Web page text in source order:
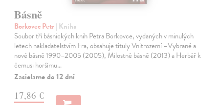
Básně
Borkovec Petr| Kniha
Soubor tří básnických knih Petra Borkovce, vydaných v minulých
letech nakladatelstvím Fra, obsahuje tituly Vnitrozemí –Vybrané a
nové básně 1990–2005 (2005), Milostné básně (2013) a Herbář k
čemusi horšímu…
Zasielame do 12 dní
17,86 €